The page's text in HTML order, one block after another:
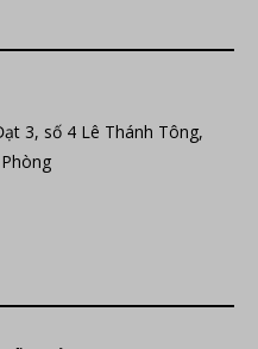
3, số 4 Lê Thánh Tông,